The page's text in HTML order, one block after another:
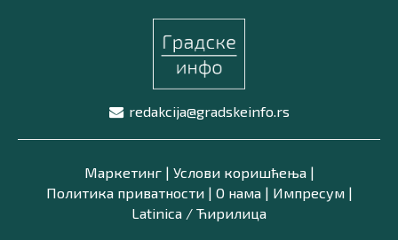
redakcija@gradskeinfo.rs
Маркетинг| Услови коришћења|
Политика приватности| О нама| Импресум|
Latinica / Ћирилица